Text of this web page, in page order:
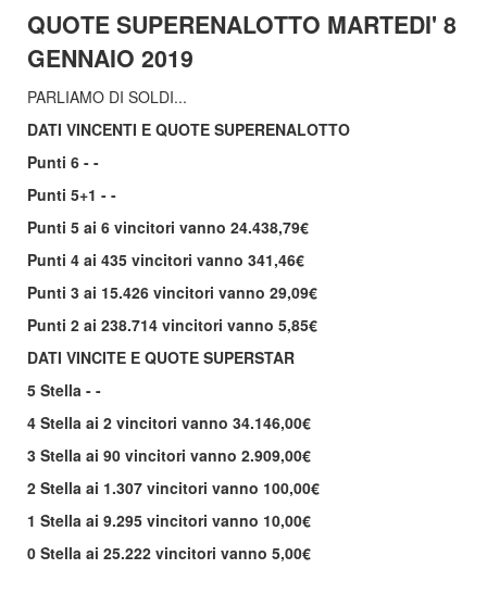
QUOTE SUPERENALOTTO MARTEDI' 8
GENNAIO 2019
PARLIAMO DI SOLDI...
DATI VINCENTI E QUOTE SUPERENALOTTO
Punti 6 - -
Punti 5+1 - -
Punti 5 ai 6 vincitori vanno 24.438,79€
Punti 4 ai 435 vincitori vanno 341,46€
Punti 3 ai 15.426 vincitori vanno 29,09€
Punti 2 ai 238.714 vincitori vanno 5,85€
DATI VINCITE E QUOTE SUPERSTAR
5 Stella - -
4 Stella ai 2 vincitori vanno 34.146,00€
3 Stella ai 90 vincitori vanno 2.909,00€
2 Stella ai 1.307 vincitori vanno 100,00€
1 Stella ai 9.295 vincitori vanno 10,00€
0 Stella ai 25.222 vincitori vanno 5,00€